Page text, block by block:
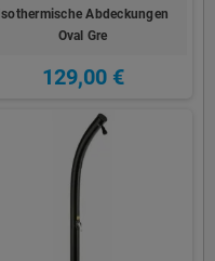
Isothermische Abdeckungen
Oval Gre
129,00 €